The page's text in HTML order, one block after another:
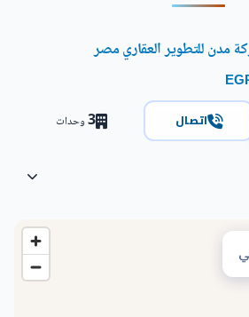
مدن للتطوير العقاري مصر
اتصال 3وحدات